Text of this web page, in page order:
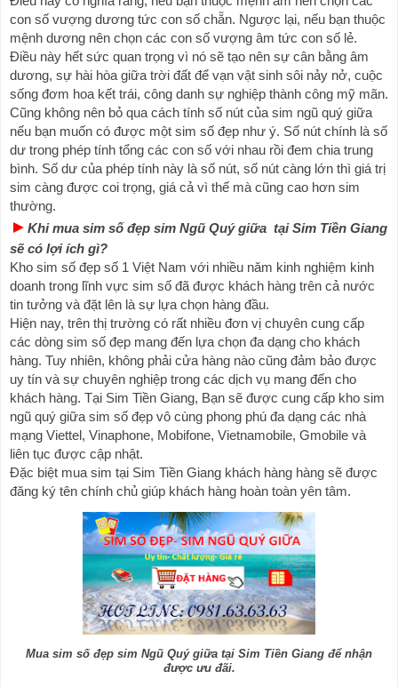
con số vượng dương tức con số chẵn. Ngược lại, nếu bạn thuộc
mệnh dương nên chọn các con số vượng âm tức con số lẻ.
Điều này hết sức quan trọng vì nó sẽ tạo nên sự cân bằng âm
dương, sự hài hòa giữa trời đất để vạn vật sinh sôi nảy nở, cuộc
sống đơm hoa kết trái, công danh sự nghiệp thành công mỹ mãn.
Cũng không nên bỏ qua cách tính số nút của sim ngũ quý giữa
nếu bạn muốn có được một sim số đẹp như ý. Số nút chính là số
dư trong phép tính tổng các con số với nhau rồi đem chia trung
bình. Số dư của phép tính này là số nút, số nút càng lớn thì giá trị
sim càng được coi trọng, giá cả vì thế mà cũng cao hơn sim
thường.
► Khi mua sim số đẹp sim Ngũ Quý giữa  tại Sim Tiền Giang
sẽ có lợi ích gì?
Kho sim số đẹp số 1 Việt Nam với nhiều năm kinh nghiệm kinh
doanh trong lĩnh vực sim số đã được khách hàng trên cả nước
tin tưởng và đặt lên là sự lựa chọn hàng đầu.
Hiện nay, trên thị trường có rất nhiều đơn vị chuyên cung cấp
các dòng sim số đẹp mang đến lựa chọn đa dạng cho khách
hàng. Tuy nhiên, không phải cửa hàng nào cũng đảm bảo được
uy tín và sự chuyên nghiệp trong các dịch vụ mang đến cho
khách hàng. Tại Sim Tiền Giang, Bạn sẽ được cung cấp kho sim
ngũ quý giữa sim số đẹp vô cùng phong phú đa dạng các nhà
mạng Viettel, Vinaphone, Mobifone, Vietnamobile, Gmobile và
liên tục được cập nhật.
Đặc biệt mua sim tại Sim Tiền Giang khách hàng hàng sẽ được
đăng ký tên chính chủ giúp khách hàng hoàn toàn yên tâm.
Mua sim số đẹp sim Ngũ Quý giữa tại Sim Tiền Giang để nhận
được ưu đãi.